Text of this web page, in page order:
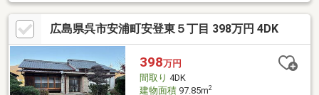
広島県呉市安浦町安登東５丁目 398万円 4DK
398万円
間取り 4DK
建物面積97.85m2